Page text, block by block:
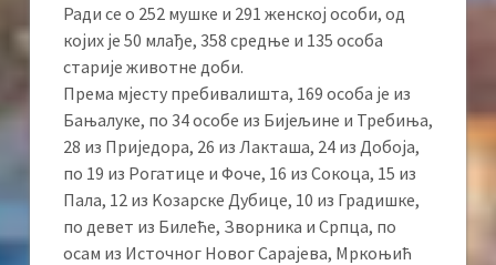
Ради се о 252 мушке и 291 женској особи, од
којих је 50 млађе, 358 средње и 135 особа
старије животне доби.
Према мјесту пребивалишта, 169 особа је из
Бањалуке, по 34 особе из Бијељине и Требиња,
28 из Приједора, 26 из Лакташа, 24 из Добоја,
по 19 из Рогатице и Фоче, 16 из Сокоца, 15 из
Пала, 12 из Kозарске Дубице, 10 из Градишке,
по девет из Билеће, Зворника и Српца, по
осам из Источног Новог Сарајева, Мркоњић